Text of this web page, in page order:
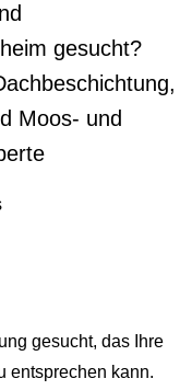
gesucht?
Moos- und
gesucht, das Ihre
entsprechen kann.